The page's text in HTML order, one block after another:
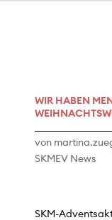
WIR HABEN
von
SKMEV News
SKM-